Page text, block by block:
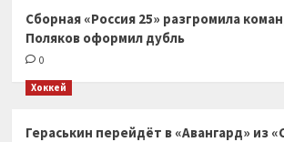
Сборная «Россия 25» разгромила
Поляков оформил дубль
0
Хоккей
Гераськин перейдёт в «Авангард» из